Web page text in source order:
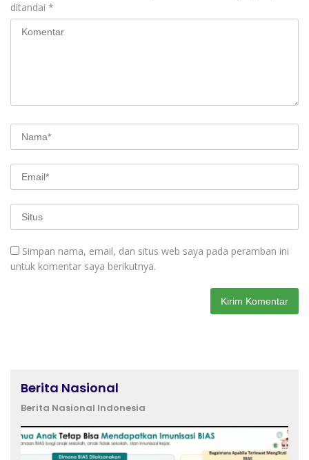
ditandai *
Simpan nama, email, dan situs web saya pada peramban ini
untuk komentar saya berikutnya.
Berita Nasional
Berita Nasional Indonesia